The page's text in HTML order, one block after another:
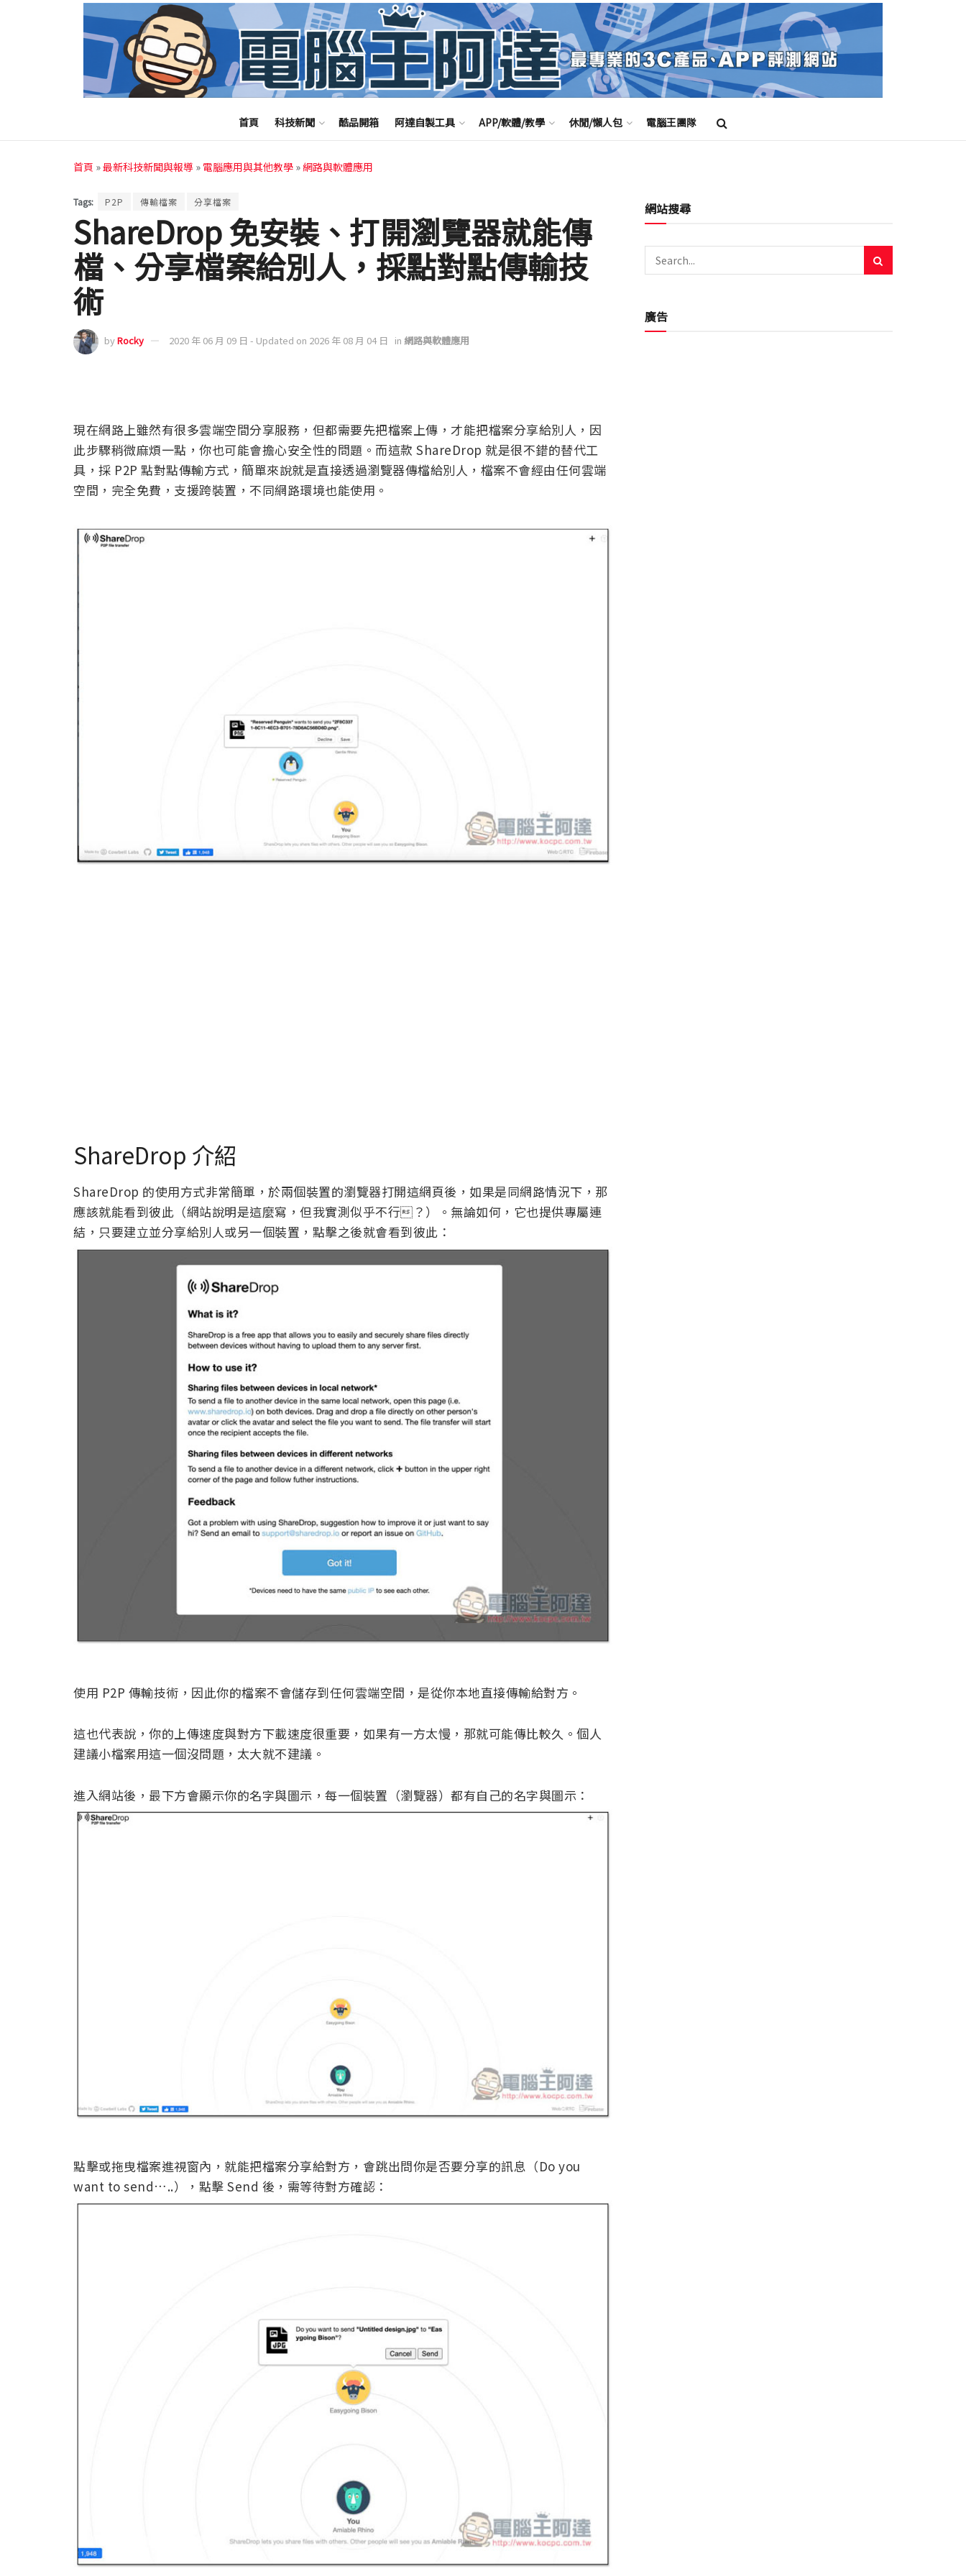
首頁 科技新聞 酷品開箱 阿達自製工具 APP/軟體/教學 休閒/懶人包 電腦王團隊
首頁 »最新科技新聞與報導 » 電腦應用與其他教學 »網路與軟體應用
Tags: P2P 傳輸檔案 分享檔案
ShareDrop 免安裝、打開瀏覽器就能傳
檔、分享檔案給別人，採點對點傳輸技
術
byRocky 2020 年 06 月 09 日 - Updated on 2026 年 08 月 04 日 in 網路與軟體應用
現在網路上雖然有很多雲端空間分享服務，但都需要先把檔案上傳，才能把檔案分享給別人，因
此步驟稍微麻煩一點，你也可能會擔心安全性的問題。而這款 ShareDrop 就是很不錯的替代工
具，採 P2P 點對點傳輸方式，簡單來說就是直接透過瀏覽器傳檔給別人，檔案不會經由任何雲端
空間，完全免費，支援跨裝置，不同網路環境也能使用。
ShareDrop 介紹
ShareDrop 的使用方式非常簡單，於兩個裝置的瀏覽器打開這網頁後，如果是同網路情況下，那
應該就能看到彼此（網站說明是這麼寫，但我實測似乎不行？）。無論如何，它也提供專屬連
結，只要建立並分享給別人或另一個裝置，點擊之後就會看到彼此：
使用 P2P 傳輸技術，因此你的檔案不會儲存到任何雲端空間，是從你本地直接傳輸給對方。
這也代表說，你的上傳速度與對方下載速度很重要，如果有一方太慢，那就可能傳比較久。個人
建議小檔案用這一個沒問題，太大就不建議。
進入網站後，最下方會顯示你的名字與圖示，每一個裝置（瀏覽器）都有自己的名字與圖示：
點擊或拖曳檔案進視窗內，就能把檔案分享給對方，會跳出問你是否要分享的訊息（Do you
want to send…..），點擊 Send 後，需等待對方確認：
網站搜尋
廣告